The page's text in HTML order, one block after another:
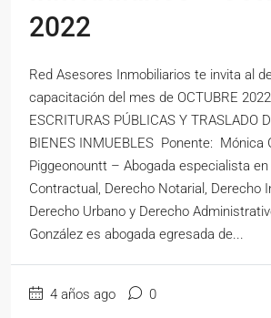
2022
Red Asesores Inmobiliarios te invita al
capacitación del mes de OCTUBRE
ESCRITURAS PÚBLICAS Y TRASLADO
BIENES INMUEBLES Ponente: Mónica
Piggeonountt – Abogada especialista
Contractual, Derecho Notarial, Derecho
Derecho Urbano y Derecho
González es abogada egresada de...
4 años ago 0